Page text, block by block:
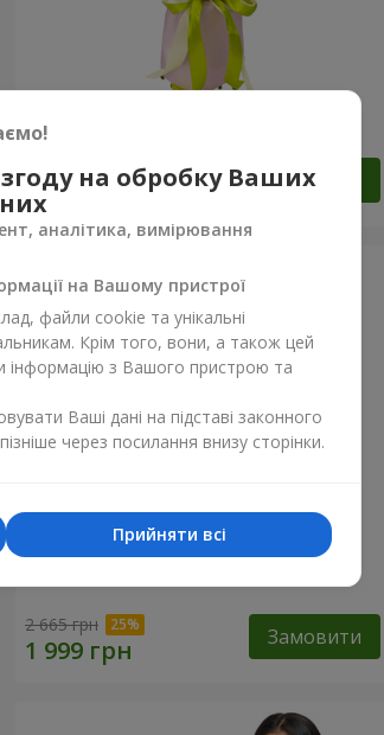
1 175 грн Замовити
2 665 грн Замовити
на обробку Ваших
аналітика, вимірювання
на Вашому пристрої
файли cookie та унікальні
Крім того, вони, а також цей
інформацію з Вашого пристрою та
Ваші дані на підставі законного
через посилання внизу сторінки.
Прийняти всі